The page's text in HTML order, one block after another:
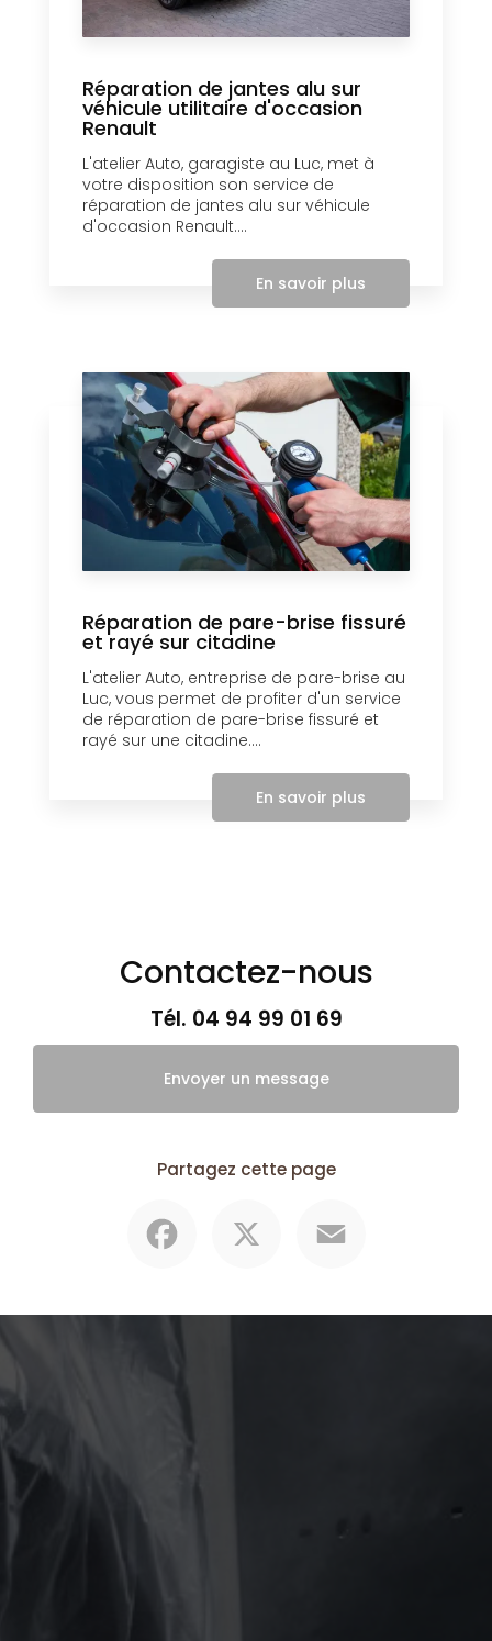
Réparation de jantes alu sur
véhicule utilitaire d'occasion
Renault
L'atelier Auto, garagiste au Luc, met à
votre disposition son service de
réparation de jantes alu sur véhicule
d'occasion Renault....
En savoir plus
Réparation de pare-brise fissuré
et rayé sur citadine
L'atelier Auto, entreprise de pare-brise au
Luc, vous permet de profiter d'un service
de réparation de pare-brise fissuré et
rayé sur une citadine....
En savoir plus
Contactez-nous
Tél. 04 94 99 01 69
Envoyer un message
Partagez cette page